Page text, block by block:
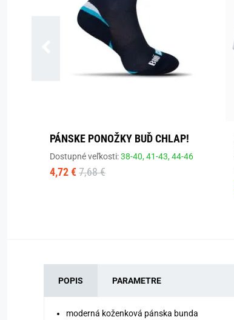
PÁNSKE PONOŽKY BUĎ CHLAP!
Dostupné veľkosti:38-40,41-43,44-46
4,72 € 7,68 €
POPIS PARAMETRE
moderná koženková pánska bunda